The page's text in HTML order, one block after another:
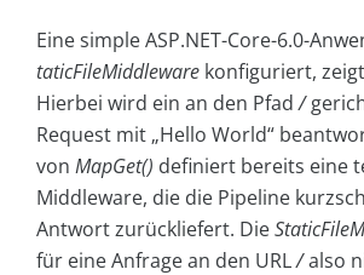
Eine simple ASP.NET-Core-6.0-
taticFileMiddleware konfiguriert,
Hierbei wird ein an den Pfad/
Request mit „Hello World“
von MapGet() definiert bereits eine
Middleware, die die Pipeline
Antwort zurückliefert. Die
für eine Anfrage an den URL/also